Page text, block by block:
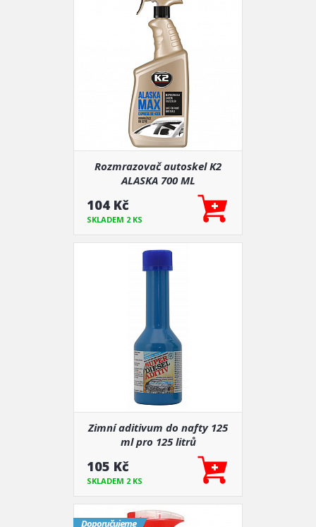
Rozmrazovač autoskel K2
ALASKA 700 ML
104 Kč
SKLADEM 2 KS
Zimní aditivum do nafty 125
ml pro 125 litrů
105 Kč
SKLADEM 2 KS
Doporučujeme